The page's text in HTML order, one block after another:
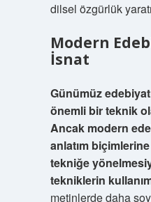
dilsel özgürlük
Modern
İsnat
Günümüz
önemli bir teknik
Ancak modern
anlatım
tekniğe
tekniklerin
metinlerde daha